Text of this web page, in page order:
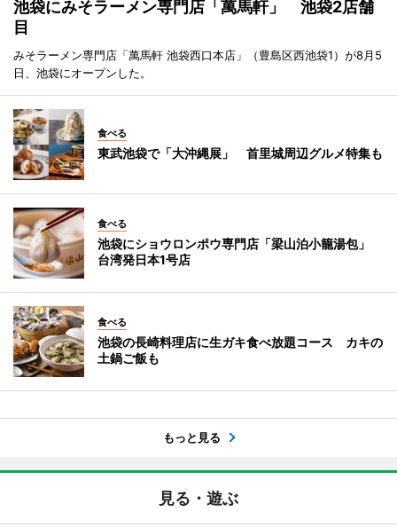
池袋にみそラーメン専門店「萬馬軒」 池袋2店舗
目
みそラーメン専門店「萬馬軒 池袋西口本店」（豊島区西池袋1）が8月5
日、池袋にオープンした。
食べる
東武池袋で「大沖縄展」 首里城周辺グルメ特集も
食べる
池袋にショウロンポウ専門店「梁山泊小籠湯包」
台湾発日本1号店
食べる
池袋の長崎料理店に生ガキ食べ放題コース カキの
土鍋ご飯も
もっと見る
見る・遊ぶ